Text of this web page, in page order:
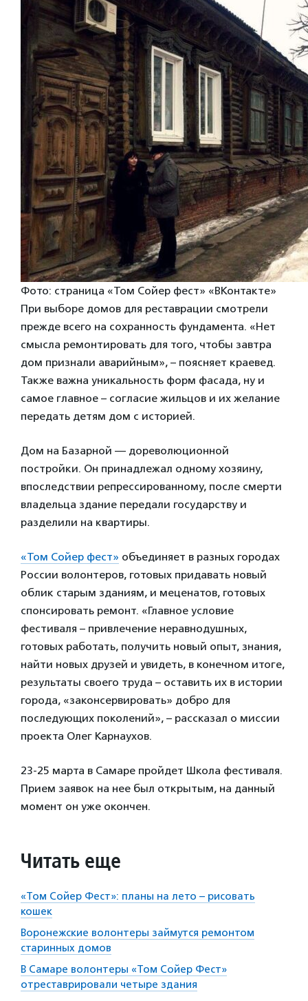
Фото: страница «Том Сойер фест» «ВКонтакте»
При выборе домов для реставрации смотрели
прежде всего на сохранность фундамента. «Нет
смысла ремонтировать для того, чтобы завтра
дом признали аварийным», – поясняет краевед.
Также важна уникальность форм фасада, ну и
самое главное – согласие жильцов и их желание
передать детям дом с историей.
Дом на Базарной — дореволюционной
постройки. Он принадлежал одному хозяину,
впоследствии репрессированному, после смерти
владельца здание передали государству и
разделили на квартиры.
«Том Сойер фест» объединяет в разных городах
России волонтеров, готовых придавать новый
облик старым зданиям, и меценатов, готовых
спонсировать ремонт. «Главное условие
фестиваля – привлечение неравнодушных,
готовых работать, получить новый опыт, знания,
найти новых друзей и увидеть, в конечном итоге,
результаты своего труда – оставить их в истории
города, «законсервировать» добро для
последующих поколений», – рассказал о миссии
проекта Олег Карнаухов.
23-25 марта в Самаре пройдет Школа фестиваля.
Прием заявок на нее был открытым, на данный
момент он уже окончен.
Читать еще
«Том Сойер Фест»: планы на лето – рисовать
кошек
Воронежские волонтеры займутся ремонтом
старинных домов
В Самаре волонтеры «Том Сойер Фест»
отреставрировали четыре здания